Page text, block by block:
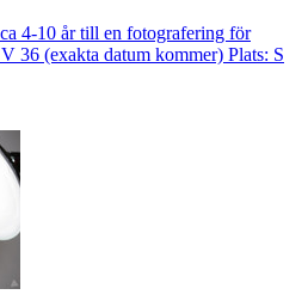
4-10 år till en fotografering för
36 (exakta datum kommer) Plats: S